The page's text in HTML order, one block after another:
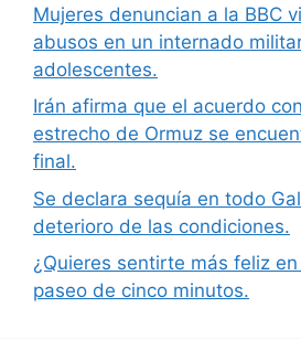
Mujeres denuncian a la BBC
abusos en un internado
adolescentes.
Irán afirma que el acuerdo
estrecho de Ormuz se
final.
Se declara sequía en todo
deterioro de las condiciones.
¿Quieres sentirte más feliz
paseo de cinco minutos.